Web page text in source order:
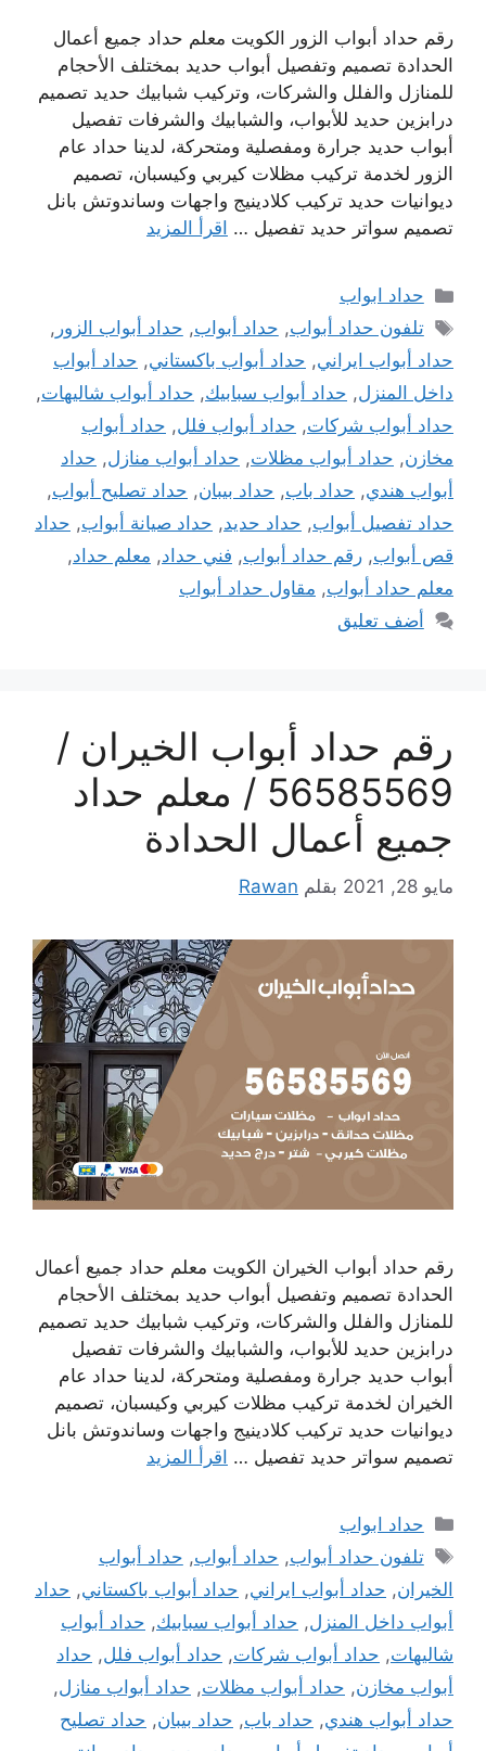
رقم حداد أبواب الزور الكويت معلم حداد جميع أعمال
الحدادة تصميم وتفصيل أبواب حديد بمختلف الأحجام
للمنازل والفلل والشركات، وتركيب شبابيك حديد تصميم
درابزين حديد للأبواب، والشبابيك والشرفات تفصيل
أبواب حديد جرارة ومفصلية ومتحركة، لدينا حداد عام
الزور لخدمة تركيب مظلات كيربي وكيسبان، تصميم
ديوانيات حديد تركيب كلادينيج واجهات وساندوتش بانل
تصميم سواتر حديد تفصيل … اقرأ المزيد
التصنيفات
حداد ابواب
الوسوم
تلفون حداد أبواب, حداد أبواب, حداد أبواب الزور ,
حداد أبواب ايراني, حداد أبواب باكستاني, حداد أبواب
داخل المنزل, حداد أبواب سبابيك, حداد أبواب شاليهات,
حداد أبواب شركات, حداد أبواب فلل, حداد أبواب
مخازن, حداد أبواب مظلات, حداد أبواب منازل, حداد
أبواب هندي, حداد باب, حداد بيبان, حداد تصليح أبواب,
حداد تفصيل أبواب, حداد حديد, حداد صيانة أبواب, حداد
قص أبواب, رقم حداد أبواب, فني حداد, معلم حداد,
معلم حداد أبواب, مقاول حداد أبواب
أضف تعليق
رقم حداد أبواب الخيران /
56585569 / معلم حداد
جميع أعمال الحدادة
مايو 28, 2021 بقلم Rawan
رقم حداد أبواب الخيران الكويت معلم حداد جميع أعمال
الحدادة تصميم وتفصيل أبواب حديد بمختلف الأحجام
للمنازل والفلل والشركات، وتركيب شبابيك حديد تصميم
درابزين حديد للأبواب، والشبابيك والشرفات تفصيل
أبواب حديد جرارة ومفصلية ومتحركة، لدينا حداد عام
الخيران لخدمة تركيب مظلات كيربي وكيسبان، تصميم
ديوانيات حديد تركيب كلادينيج واجهات وساندوتش بانل
تصميم سواتر حديد تفصيل … اقرأ المزيد
التصنيفات
حداد ابواب
الوسوم
تلفون حداد أبواب, حداد أبواب, حداد أبواب
الخيران, حداد أبواب ايراني, حداد أبواب باكستاني, حداد
أبواب داخل المنزل, حداد أبواب سبابيك, حداد أبواب
شاليهات, حداد أبواب شركات, حداد أبواب فلل, حداد
أبواب مخازن, حداد أبواب مظلات, حداد أبواب منازل,
حداد أبواب هندي, حداد باب, حداد بيبان, حداد تصليح